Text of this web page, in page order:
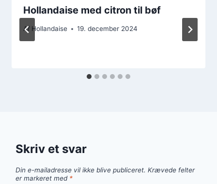
Hollandaise med citron til bøf
Af Hollandaise 19. december 2024
Skriv et svar
Din e-mailadresse vil ikke blive publiceret. Krævede felter
er markeret med *